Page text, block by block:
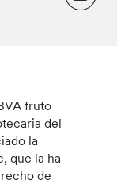
fruto
del
la
que la ha
de